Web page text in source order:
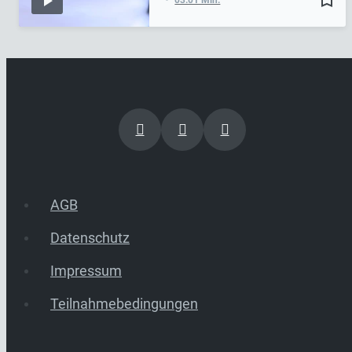
AGB
Datenschutz
Impressum
Teilnahmebedingungen